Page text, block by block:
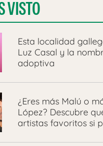
VISTO
Esta localidad
Luz Casal y la
adoptiva
¿Eres más Malú o
López? Descubre
artistas favoritos si